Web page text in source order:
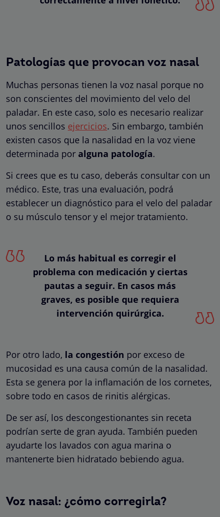
Patologías que provocan voz nasal
Muchas personas tienen la voz nasal porque no
son conscientes del movimiento del velo del
paladar. En este caso, solo es necesario realizar
unos sencillos ejercicios. Sin embargo, también
existen casos que la nasalidad en la voz viene
determinada por alguna patología.
Si crees que es tu caso, deberás consultar con un
médico. Este, tras una evaluación, podrá
establecer un diagnóstico para el velo del paladar
o su músculo tensor y el mejor tratamiento.
Lo más habitual es corregir el
problema con medicación y ciertas
pautas a seguir. En casos más
graves, es posible que requiera
intervención quirúrgica.
Por otro lado, la congestión por exceso de
mucosidad es una causa común de la nasalidad.
Esta se genera por la inflamación de los cornetes,
sobre todo en casos de rinitis alérgicas.
De ser así, los descongestionantes sin receta
podrían serte de gran ayuda. También pueden
ayudarte los lavados con agua marina o
mantenerte bien hidratado bebiendo agua.
Voz nasal: ¿cómo corregirla?